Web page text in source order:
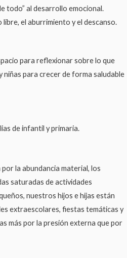
todo” al desarrollo emocional.
libre, el aburrimiento y el descanso.
para reflexionar sobre lo que
niñas para crecer de forma saludable
de infantil y primaria.
la abundancia material, los
saturadas de actividades
nuestros hijos e hijas están
extraescolares, fiestas temáticas y
más por la presión externa que por